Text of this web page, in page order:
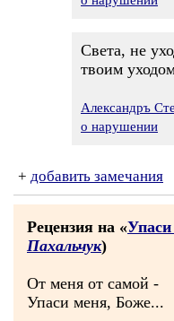
Света, не
твоим
Александръ
о нарушении
+ добавить замечания
Рецензия на «
Пахальчук)
От меня от самой -
Упаси меня, Боже...